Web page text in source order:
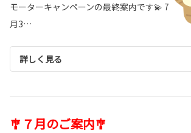
モーターキャンペーンの最終案内です💫 7
月3…
詳しく見る
🎐７月のご案内🎐